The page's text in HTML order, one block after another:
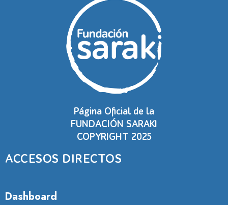
Página Oficial de la
FUNDACIÓN SARAKI
COPYRIGHT 2025
ACCESOS DIRECTOS
Dashboard